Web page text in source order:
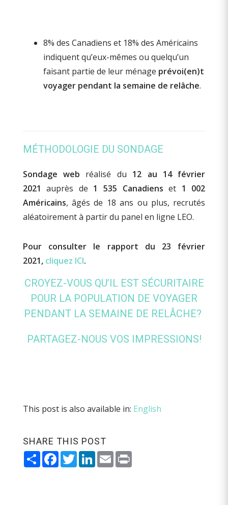
8% des Canadiens et 18% des Américains
indiquent qu’eux-mêmes ou quelqu’un
faisant partie de leur ménage prévoi(en)t
voyager pendant la semaine de relâche.
MÉTHODOLOGIE DU SONDAGE
Sondage web réalisé du 12 au 14 février
2021 auprès de 1 535 Canadiens et 1 002
Américains, âgés de 18 ans ou plus, recrutés
aléatoirement à partir du panel en ligne LEO.
Pour consulter le rapport du 23 février
2021, cliquez ICI.
CROYEZ-VOUS QU’IL EST SÉCURITAIRE
POUR LA POPULATION DE VOYAGER
PENDANT LA SEMAINE DE RELÂCHE?
PARTAGEZ-NOUS VOS IMPRESSIONS!
This post is also available in: English
SHARE THIS POST
ShareFacebook
TwitterLinkedIn
EmailPrint